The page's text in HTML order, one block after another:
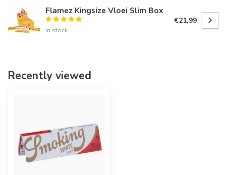
Flamez Kingsize Vloei Slim Box
In stock
€21,99
Recently viewed